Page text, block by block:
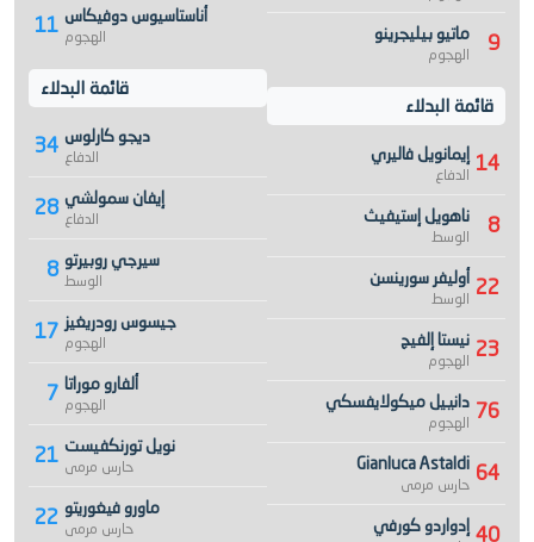
11 أناستاسيوس دوفيكاس
الهجوم
قائمة البدلاء
34 ديجو كارلوس
الدفاع
28 إيفان سمولشي
الدفاع
8 سيرجي روبيرتو
الوسط
17 جيسوس رودريغيز
الهجوم
7 ألفارو موراتا
الهجوم
21 نويل تورنكفيست
حارس مرمى
22 ماورو فيغوريتو
حارس مرمى
9 ماتيو بيليجرينو
الهجوم
قائمة البدلاء
14 إيمانويل فاليري
الدفاع
8 ناهويل إستيفيث
الوسط
22 أوليفر سورينسن
الوسط
23 نيستا إلفيج
الهجوم
76 دانييل ميكولايفسكي
الهجوم
64
Gianluca Astaldi
حارس مرمى
40 إدواردو كورفي